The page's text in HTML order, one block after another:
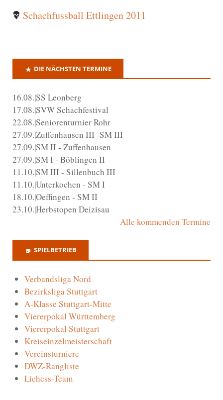
Schachfussball Ettlingen 2011
DIE NÄCHSTEN TERMINE
16.08.|SS Leonberg
17.08.|SVW Schachfestival
22.08.|Seniorenturnier Rohr
27.09.|Zuffenhausen III -SM III
27.09.|SM II - Zuffenhausen
27.09.|SM I - Böblingen II
11.10.|SM III - Sillenbuch III
11.10.|Unterkochen - SM I
18.10.|Oeffingen - SM II
23.10.|Herbstopen Deizisau
Alle kommenden Termine
SPIELBETRIEB
Verbandsliga Nord
Bezirksliga Stuttgart
A-Klasse Stuttgart-Mitte
Viererpokal Württemberg
Viererpokal Stuttgart
Kreiseinzelmeisterschaft
Vereinsturniere
DWZ-Rangliste
Lichess-Team